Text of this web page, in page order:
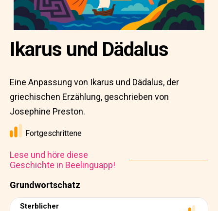
Grundwortschatz
Sterblicher
Ikarus und Dädalus
Eine Anpassung von Ikarus und Dädalus, der
griechischen Erzählung, geschrieben von
Josephine Preston.
Fortgeschrittene
Lese und höre diese
Geschichte in Beelinguapp!